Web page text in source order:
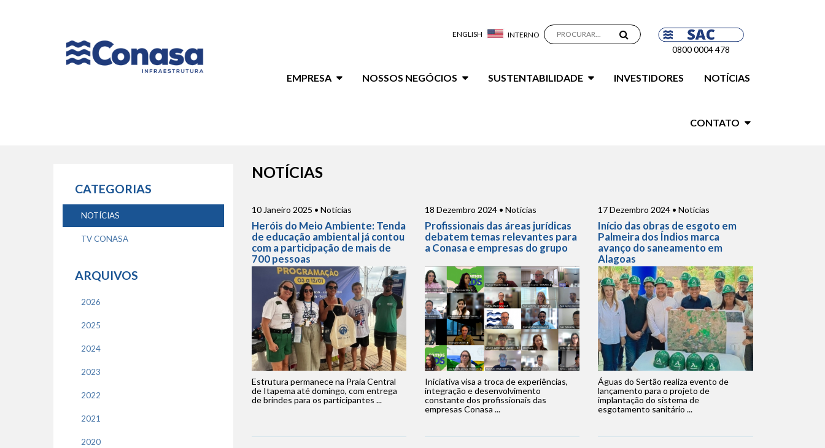
ENGLISH INTERNO
0800 0004 478
principalEMPRESA NOSSOS NEGÓCIOS SUSTENTABILIDADE INVESTIDORES NOTÍCIAS
CONTATO
CATEGORIAS
NOTÍCIAS
TV CONASA
ARQUIVOS
2026
2025
2024
2023
2022
2021
2020
NOTÍCIAS
10 Janeiro 2025 • Notícias
Heróis do Meio Ambiente: Tenda
de educação ambiental já contou
com a participação de mais de
700 pessoas
Estrutura permanece na Praia Central
de Itapema até domingo, com entrega
de brindes para os participantes ...
18 Dezembro 2024 • Notícias
Profissionais das áreas jurídicas
debatem temas relevantes para
a Conasa e empresas do grupo
Iniciativa visa a troca de experiências,
integração e desenvolvimento
constante dos profissionais das
empresas Conasa ...
17 Dezembro 2024 • Notícias
Início das obras de esgoto em
Palmeira dos Índios marca
avanço do saneamento em
Alagoas
Águas do Sertão realiza evento de
lançamento para o projeto de
implantação do sistema de
esgotamento sanitário ...